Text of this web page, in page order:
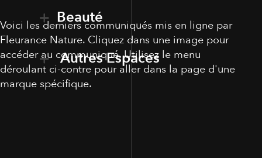
Beauté
Autres Espaces
Voici les derniers communiqués mis en ligne par
Fleurance Nature. Cliquez dans une image pour
accéder au communiqué. Utilisez le menu
déroulant ci-contre pour aller dans la page d'une
marque spécifique.